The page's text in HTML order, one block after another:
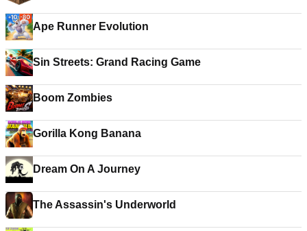
Ape Runner Evolution
Sin Streets: Grand Racing Game
Boom Zombies
Gorilla Kong Banana
Dream On A Journey
The Assassin's Underworld